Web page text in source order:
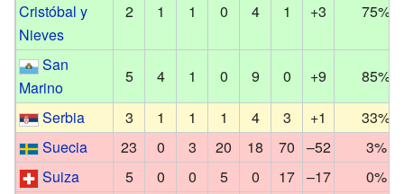
Cristóbal y
Nieves
2 1 1 0 4 1 +3 75%
San
Marino
5 4 1 0 9 0 +9
85%
Serbia
3 1 1 1 4 3 +1
33%
Suecia
23 0 3 20 18 70 –52
3%
Suiza
5 0 0 5 0 17 –17 0%